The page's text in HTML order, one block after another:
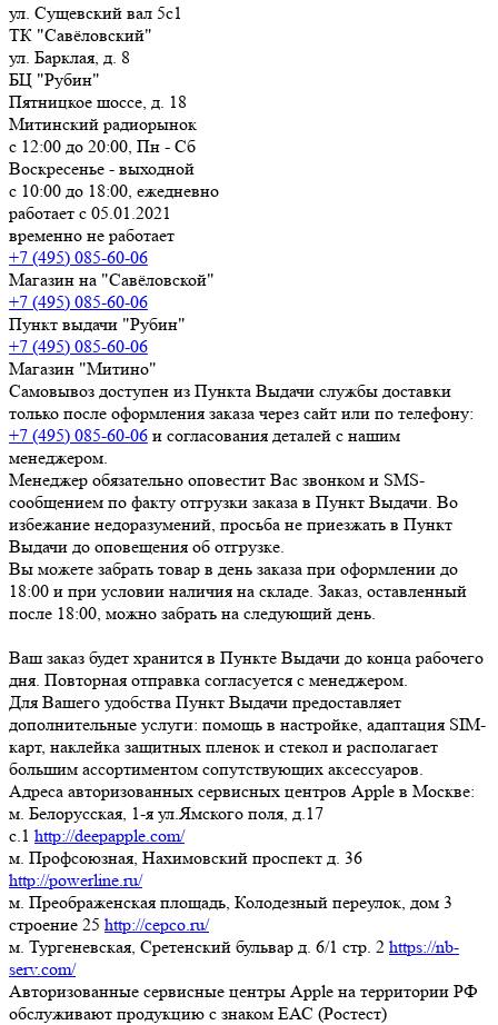
ул. Сущевский вал 5с1
ТК "Савёловский"
ул. Барклая, д. 8
БЦ "Рубин"
Пятницкое шоссе, д. 18
Митинский радиорынок
с 12:00 до 20:00, Пн - Сб
Воскресенье - выходной
с 10:00 до 18:00, ежедневно
работает с 05.01.2021
временно не работает
+7 (495) 085-60-06
Магазин на "Савёловской"
+7 (495) 085-60-06
Пункт выдачи "Рубин"
+7 (495) 085-60-06
Магазин "Митино"
Самовывоз доступен из Пункта Выдачи службы доставки
только после оформления заказа через сайт или по телефону:
+7 (495) 085-60-06 и согласования деталей с нашим
менеджером.
Менеджер обязательно оповестит Вас звонком и SMS-
сообщением по факту отгрузки заказа в Пункт Выдачи. Во
избежание недоразумений, просьба не приезжать в Пункт
Выдачи до оповещения об отгрузке
Вы можете забрать товар в день заказа при оформлении до
18:00 и при условии наличия на складе. Заказ, оставленный
после 18:00, можно забрать на следующий день.
Ваш заказ будет хранится в Пункте Выдачи до конца рабочего
дня. Повторная отправка согласуется с менеджером.
Для Вашего удобства Пункт Выдачи предоставляет
дополнительные услуги: помощь в настройке, адаптация SIM-
карт, наклейка защитных пленок и стекол и располагает
большим ассортиментом сопутствующих аксессуаров.
Адреса авторизованных сервисных центров Apple в Москве:
м. Белорусская, 1-я ул.Ямского поля, д.17
c.1 http://deepapple.com/
м. Профсоюзная, Нахимовский проспект д. 36
http://powerline.ru/
м. Преображенская площадь, Колодезный переулок, дом 3
строение 25 http://cepco.ru/
м. Тургеневская, Сретенский бульвар д. 6/1 стр. 2 https://nb-
serv.com/
Авторизованные сервисные центры Apple на территории РФ
обслуживают продукцию с знаком ЕАС (Ростест)